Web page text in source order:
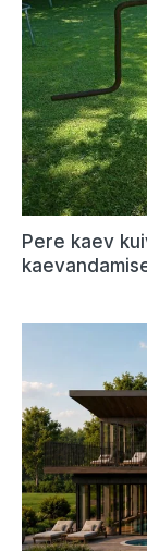
Pere kaev